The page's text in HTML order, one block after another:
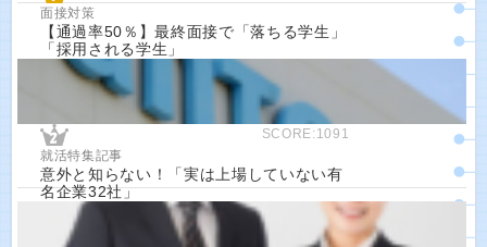
面接対策
【通過率50％】最終面接で「落ちる学生」
「採用される学生」
SCORE:1091
就活特集記事
意外と知らない！「実は上場していない有
名企業32社」